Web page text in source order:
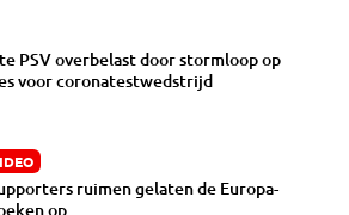
PSV overbelast door stormloop op
voor coronatestwedstrijd
ruimen gelaten de Europa-
op